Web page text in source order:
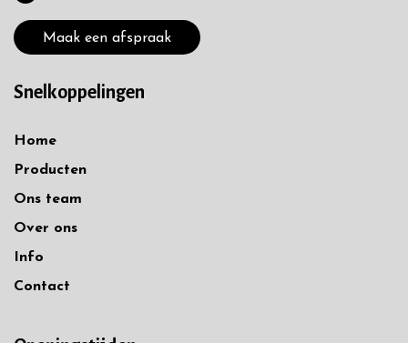
Maak een afspraak
Snelkoppelingen
Home
Producten
Ons team
Over ons
Info
Contact